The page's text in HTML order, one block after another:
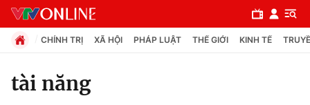
CHÍNH TRỊ XÃ HỘI PHÁP LUẬT THẾ GIỚI KINH TẾ
tài năng